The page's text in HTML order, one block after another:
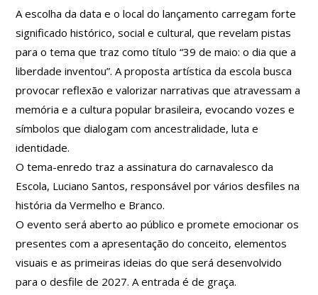
A escolha da data e o local do lançamento carregam forte
significado histórico, social e cultural, que revelam pistas
para o tema que traz como título “39 de maio: o dia que a
liberdade inventou”. A proposta artística da escola busca
provocar reflexão e valorizar narrativas que atravessam a
memória e a cultura popular brasileira, evocando vozes e
símbolos que dialogam com ancestralidade, luta e
identidade.
O tema-enredo traz a assinatura do carnavalesco da
Escola, Luciano Santos, responsável por vários desfiles na
história da Vermelho e Branco.
O evento será aberto ao público e promete emocionar os
presentes com a apresentação do conceito, elementos
visuais e as primeiras ideias do que será desenvolvido
para o desfile de 2027. A entrada é de graça.